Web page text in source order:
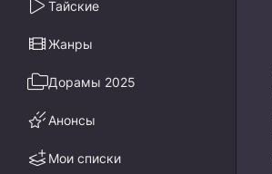
Тайские
Жанры
Дорамы 2025
Анонсы
Мои списки